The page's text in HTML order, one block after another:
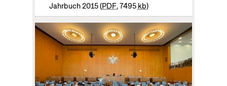
Jahrbuch 2015 PDF, 7495 kb